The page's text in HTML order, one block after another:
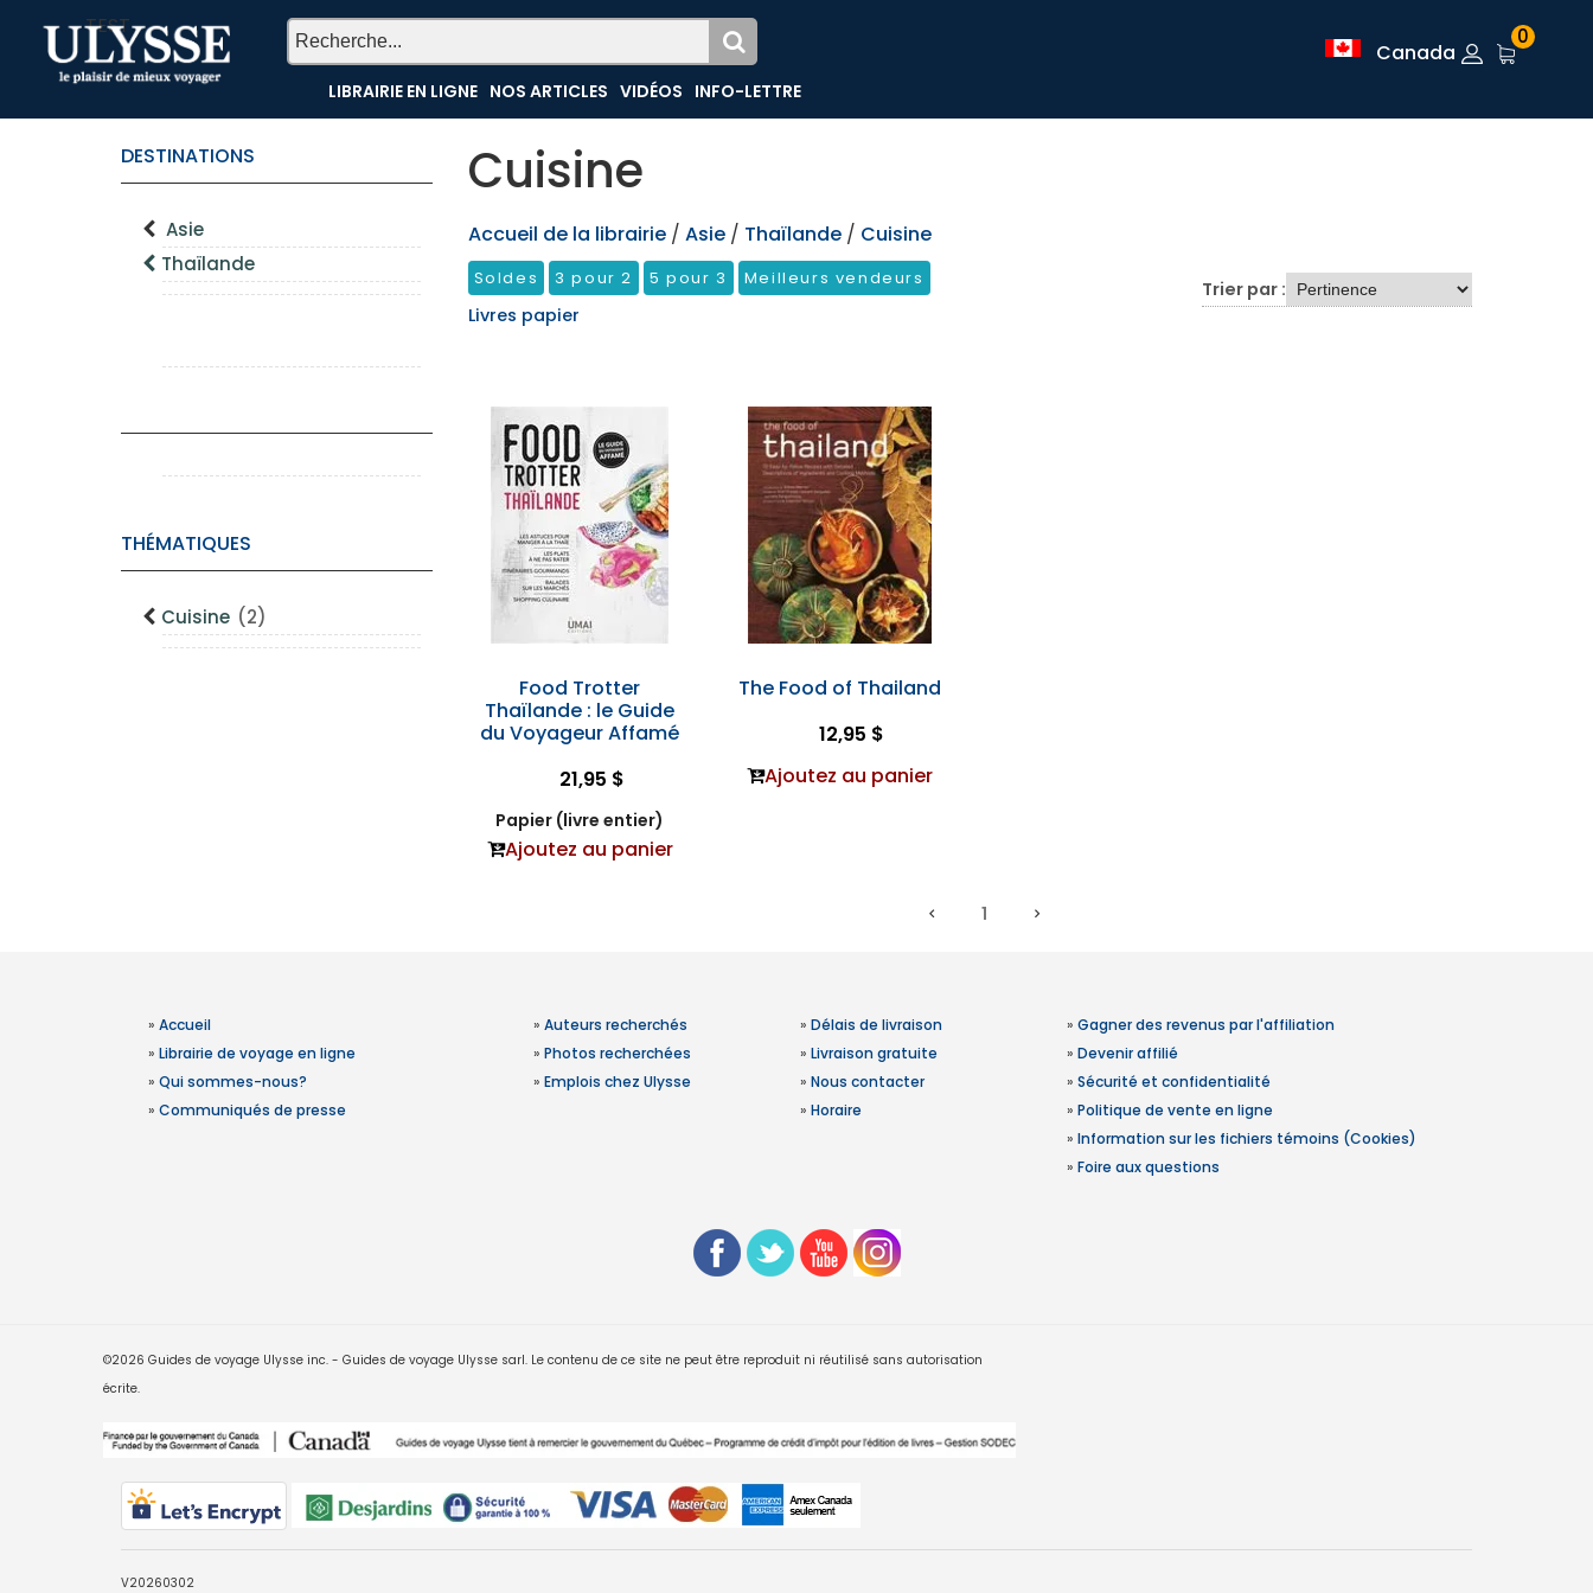
TEST
LIBRAIRIE EN LIGNE NOS ARTICLES VIDÉOS INFO-LETTRE
Canada
0
DESTINATIONS
Asie
Thaïlande
THÉMATIQUES
Cuisine (2)
Cuisine
Accueil de la librairie / Asie / Thaïlande / Cuisine
Soldes 3 pour 2 5 pour 3 Meilleurs vendeurs
Livres papier
Trier par :
Food Trotter
Thaïlande : le Guide
du Voyageur Affamé
21,95 $
Papier (livre entier)
Ajoutez au panier
The Food of Thailand
12,95 $
Ajoutez au panier
1
» Accueil
» Librairie de voyage en ligne
» Qui sommes-nous?
» Communiqués de presse
» Auteurs recherchés
» Photos recherchées
» Emplois chez Ulysse
» Délais de livraison
» Livraison gratuite
» Nous contacter
» Horaire
» Gagner des revenus par l'affiliation
» Devenir affilié
» Sécurité et confidentialité
» Politique de vente en ligne
» Information sur les fichiers témoins (Cookies)
» Foire aux questions
©2026 Guides de voyage Ulysse inc. - Guides de voyage Ulysse sarl. Le contenu de ce site ne peut être reproduit ni réutilisé sans autorisation
écrite.
V20260302